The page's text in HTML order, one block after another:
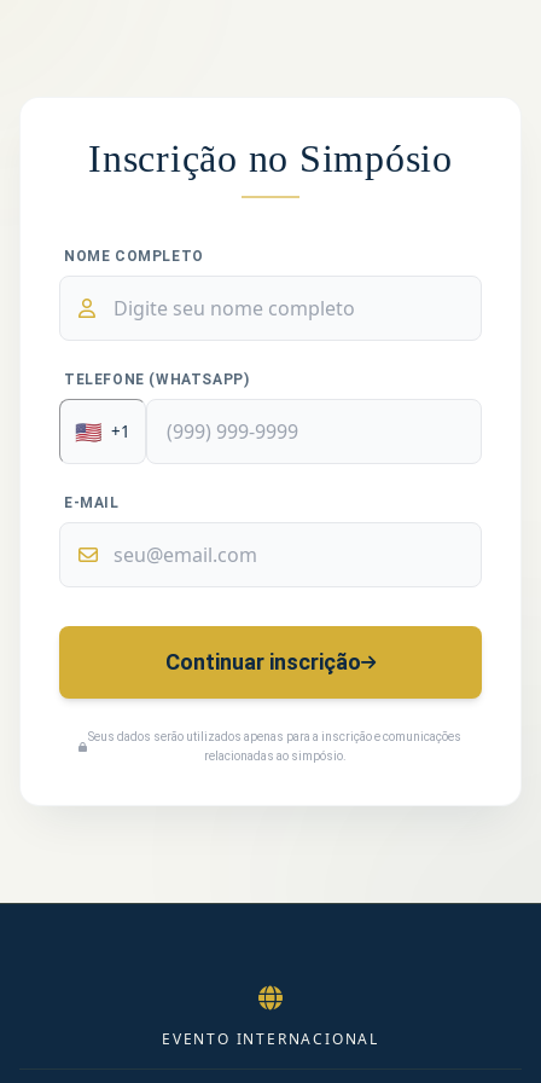
Inscrição no Simpósio
NOME COMPLETO
TELEFONE (WHATSAPP)
🇺🇸 +1
E-MAIL
Continuar inscrição
Seus dados serão utilizados apenas para a inscrição e comunicações
relacionadas ao simpósio.
EVENTO INTERNACIONAL